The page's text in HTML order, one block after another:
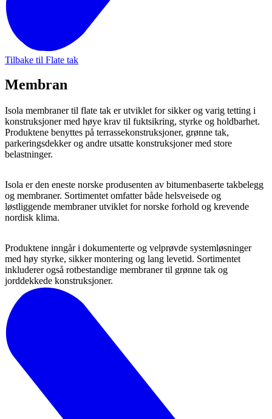
Tilbake til Flate tak
Membran
Isola membraner til flate tak er utviklet for sikker og varig tetting i
konstruksjoner med høye krav til fuktsikring, styrke og holdbarhet.
Produktene benyttes på terrassekonstruksjoner, grønne tak,
parkeringsdekker og andre utsatte konstruksjoner med store
belastninger.
Isola er den eneste norske produsenten av bitumenbaserte takbelegg
og membraner. Sortimentet omfatter både helsveisede og
løstliggende membraner utviklet for norske forhold og krevende
nordisk klima.
Produktene inngår i dokumenterte og velprøvde systemløsninger
med høy styrke, sikker montering og lang levetid. Sortimentet
inkluderer også rotbestandige membraner til grønne tak og
jorddekkede konstruksjoner.